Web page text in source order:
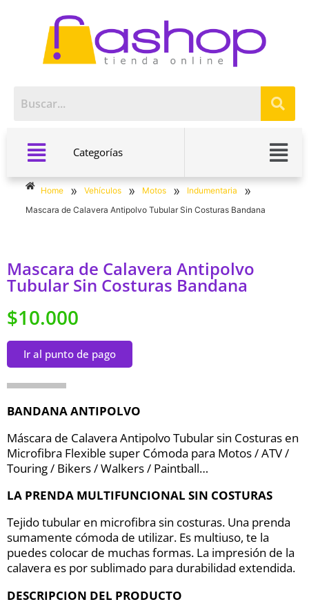
Categorías
Home » Vehículos » Motos » Indumentaria »
Mascara de Calavera Antipolvo Tubular Sin Costuras Bandana
Mascara de Calavera Antipolvo
Tubular Sin Costuras Bandana
$10.000
Ir al punto de pago
BANDANA ANTIPOLVO
Máscara de Calavera Antipolvo Tubular sin Costuras en
Microfibra Flexible super Cómoda para Motos / ATV /
Touring / Bikers / Walkers / Paintball…
LA PRENDA MULTIFUNCIONAL SIN COSTURAS
Tejido tubular en microfibra sin costuras. Una prenda
sumamente cómoda de utilizar. Es multiuso, te la
puedes colocar de muchas formas. La impresión de la
calavera es por sublimado para durabilidad extendida.
DESCRIPCION DEL PRODUCTO